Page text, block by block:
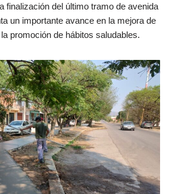
finalización del último tramo de avenida
un importante avance en la mejora de
promoción de hábitos saludables.